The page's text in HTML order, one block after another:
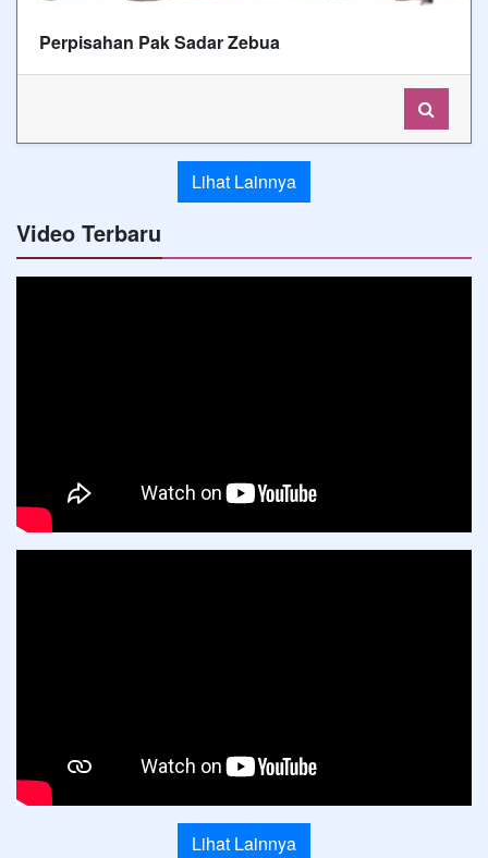
Perpisahan Pak Sadar Zebua
Lihat Lainnya
Video Terbaru
Lihat Lainnya